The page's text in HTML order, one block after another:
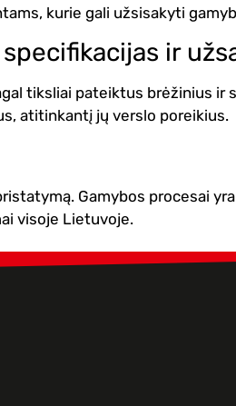
kurie gali užsisakyti
ir
tiksliai pateiktus brėžinius ir
atitinkantį jų verslo poreikius.
Gamybos procesai
visoje Lietuvoje.